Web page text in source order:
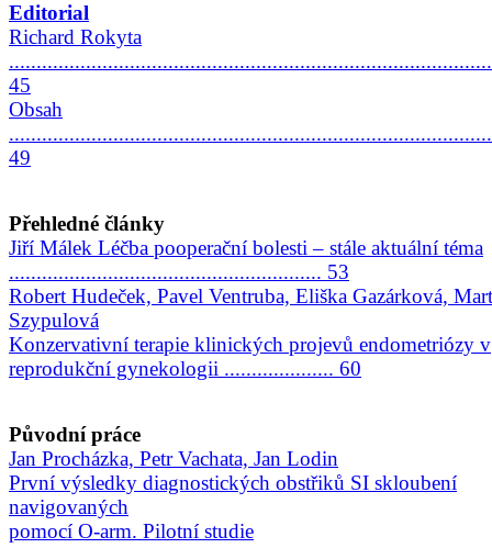
Editorial
Richard Rokyta
45
Obsah
49
Přehledné články
Jiří Málek Léčba pooperační bolesti – stále aktuální téma
......................................................... 53
Robert Hudeček, Pavel Ventruba, Eliška Gazárková,
Szypulová
Konzervativní terapie klinických projevů endometriózy v
reprodukční gynekologii .................... 60
Původní práce
Jan Procházka, Petr Vachata, Jan Lodin
První výsledky diagnostických obstřiků SI skloubení
navigovaných
pomocí O-arm. Pilotní studie